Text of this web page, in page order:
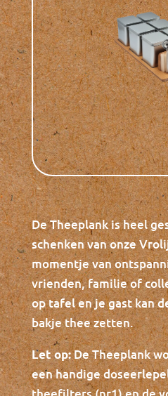
De Theeplank is heel
schenken van onze
momentje van
vrienden, familie of
op tafel en je gast kan
bakje thee zetten.
Let op:De Theeplank
een handige